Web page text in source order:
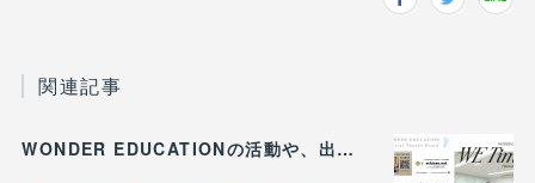
関連記事
WONDER EDUCATIONの活動や、出張講座・講演のご案内をまとめた 『WE Times #26』を公開しました！